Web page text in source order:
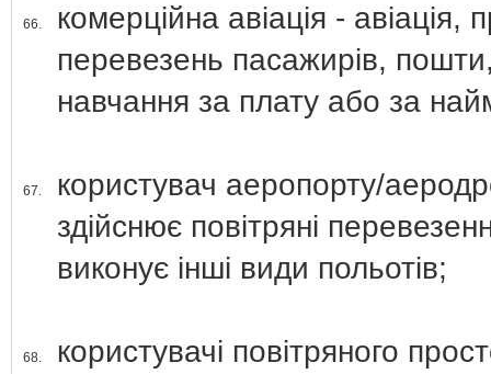
66.
комерційна авіація -
перевезень пасажирів,
навчання за плату або за
67.
користувач аеропорту/
здійснює повітряні
виконує інші види польотів;
68.
користувачі повітряного